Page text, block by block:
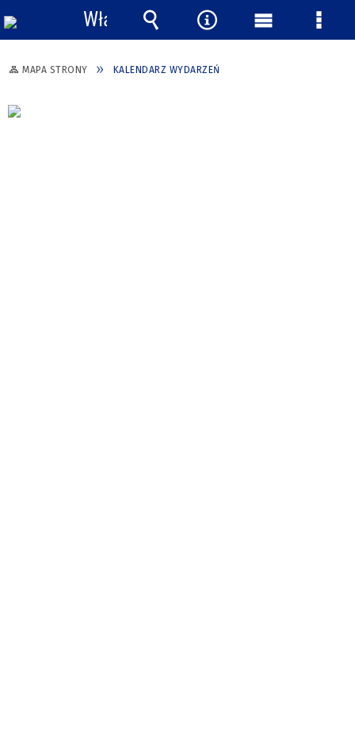
MAPA STRONY KALENDARZ WYDARZEŃ
Włącz
powiadomienia
Wyszukiwarka
Narzędzia
Menu Menu